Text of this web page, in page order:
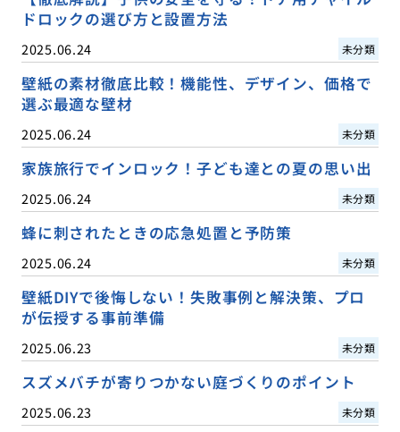
ドロックの選び方と設置方法
2025.06.24 未分類
壁紙の素材徹底比較！機能性、デザイン、価格で
選ぶ最適な壁材
2025.06.24 未分類
家族旅行でインロック！子ども達との夏の思い出
2025.06.24 未分類
蜂に刺されたときの応急処置と予防策
2025.06.24 未分類
壁紙DIYで後悔しない！失敗事例と解決策、プロ
が伝授する事前準備
2025.06.23 未分類
スズメバチが寄りつかない庭づくりのポイント
2025.06.23 未分類